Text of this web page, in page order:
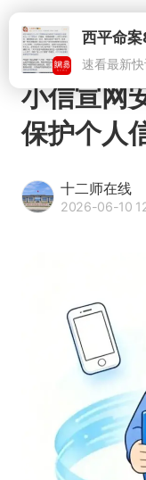
速看最新
小信宣网
保护个人
十二师在线
2026-06-10